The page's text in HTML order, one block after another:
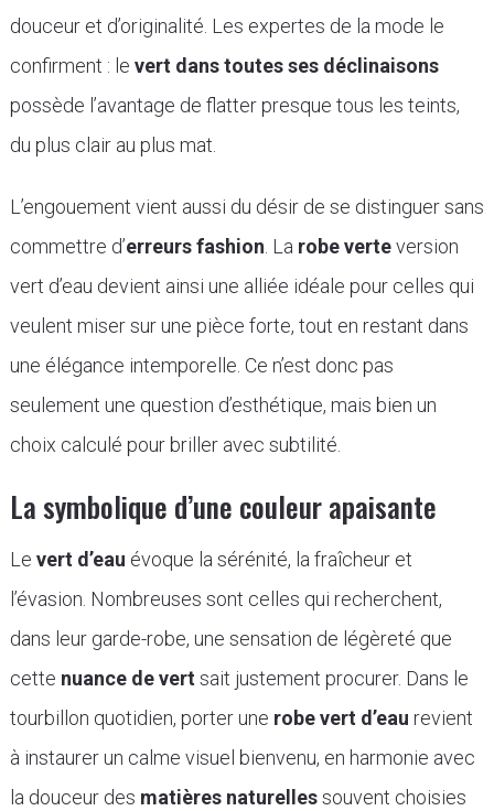
douceur et d’originalité. Les expertes de la mode le
confirment : le vert dans toutes ses déclinaisons
possède l’avantage de flatter presque tous les teints,
du plus clair au plus mat.
L’engouement vient aussi du désir de se distinguer sans
commettre d’erreurs fashion . La robe verteversion
vert d’eau devient ainsi une alliée idéale pour celles qui
veulent miser sur une pièce forte, tout en restant dans
une élégance intemporelle. Ce n’est donc pas
seulement une question d’esthétique, mais bien un
choix calculé pour briller avec subtilité.
La symbolique d’une couleur apaisante
Le vert d’eau évoque la sérénité, la fraîcheur et
l’évasion. Nombreuses sont celles qui recherchent,
dans leur garde-robe, une sensation de légèreté que
cette nuance de vert sait justement procurer. Dans le
tourbillon quotidien, porter une robe vert d’eau revient
à instaurer un calme visuel bienvenu, en harmonie avec
la douceur des matières naturellessouvent choisies